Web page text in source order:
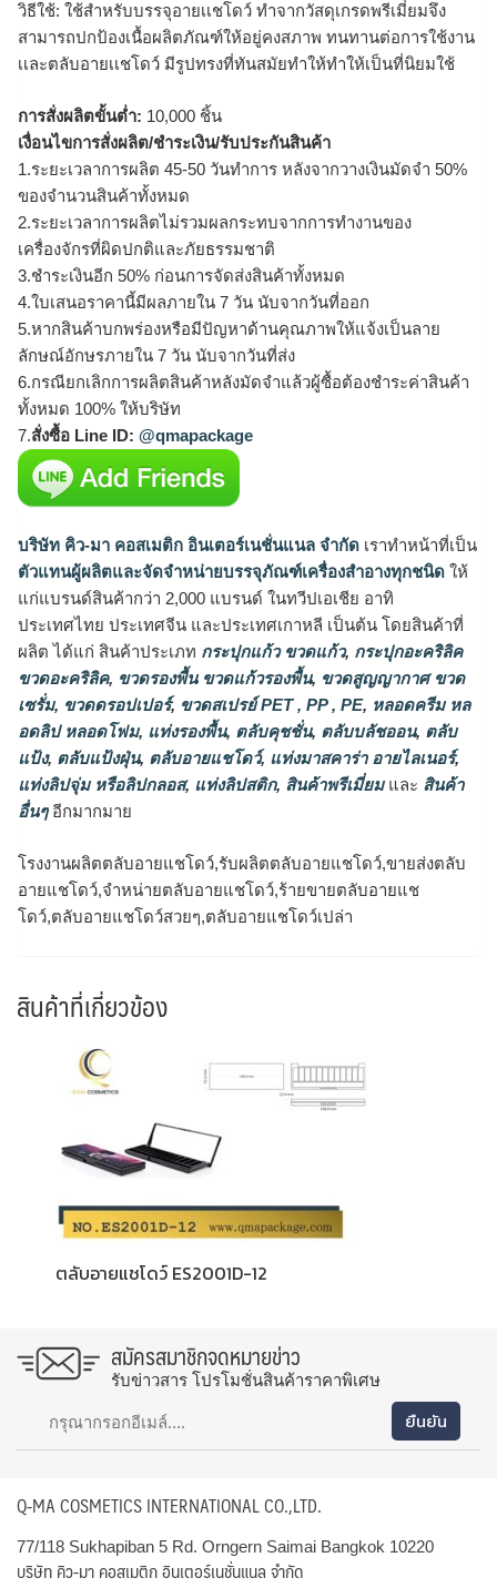
วิธีใช้: ใช้สำหรับบรรจุอายเเชโดว์ ทำจากวัสดุเกรดพรีเมี่ยมจึง
สามารถปกป้องเนื้อผลิตภัณฑ์ให้อยู่คงสภาพ ทนทานต่อการใช้งาน
เเละตลับอายเเชโดว์ มีรูปทรงที่ทันสมัยทำให้ทำให้เป็นที่นิยมใช้
การสั่งผลิตขั้นต่ำ: 10,000 ชิ้น
เงื่อนไขการสั่งผลิต/ชำระเงิน/รับประกันสินค้า
1.ระยะเวลาการผลิต 45-50 วันทำการ หลังจากวางเงินมัดจำ 50%
ของจำนวนสินค้าทั้งหมด
2.ระยะเวลาการผลิตไม่รวมผลกระทบจากการทำงานของ
เครื่องจักรที่ผิดปกติและภัยธรรมชาติ
3.ชำระเงินอีก 50% ก่อนการจัดส่งสินค้าทั้งหมด
4.ใบเสนอราคานี้มีผลภายใน 7 วัน นับจากวันที่ออก
5.หากสินค้าบกพร่องหรือมีปัญหาด้านคุณภาพให้แจ้งเป็นลาย
ลักษณ์อักษรภายใน 7 วัน นับจากวันที่ส่ง
6.กรณียกเลิกการผลิตสินค้าหลังมัดจำแล้วผู้ซื้อต้องชำระค่าสินค้า
ทั้งหมด 100% ให้บริษัท
7.สั่งซื้อ Line ID: @qmapackage
บริษัท คิว-มา คอสเมติก อินเตอร์เนชั่นแนล จำกัด เราทำหน้าที่เป็น
ตัวแทนผู้ผลิตและจัดจำหน่ายบรรจุภัณฑ์เครื่องสำอางทุกชนิด ให้
แก่แบรนด์สินค้ากว่า 2,000 แบรนด์ ในทวีปเอเชีย อาทิ
ประเทศไทย ประเทศจีน และประเทศเกาหลี เป็นต้น โดยสินค้าที่
ผลิต ได้แก่ สินค้าประเภท กระปุกแก้ว ขวดแก้ว, กระปุกอะคริลิค
ขวดอะคริลิค, ขวดรองพื้น ขวดแก้วรองพื้น, ขวดสูญญากาศ ขวด
เซรั่ม, ขวดดรอปเปอร์, ขวดสเปรย์ PET , PP , PE, หลอดครีม หล
อดลิป หลอดโฟม, แท่งรองพื้น, ตลับคุชชั่น, ตลับบลัชออน, ตลับ
แป้ง, ตลับแป้งฝุ่น, ตลับอายแชโดว์, แท่งมาสคาร่า อายไลเนอร์,
แท่งลิปจุ่ม หรือลิปกลอส, แท่งลิปสติก, สินค้าพรีเมี่ยมและ สินค้า
อื่นๆอีกมากมาย
โรงงานผลิตตลับอายแชโดว์,รับผลิตตลับอายแชโดว์,ขายส่งตลับ
อายแชโดว์,จำหน่ายตลับอายแชโดว์,ร้ายขายตลับอายแช
โดว์,ตลับอายแชโดว์สวยๆ,ตลับอายแชโดว์เปล่า
สินค้าที่เกี่ยวข้อง
ตลับอายแชโดว์ ES2001D-12
สมัครสมาชิกจดหมายข่าว
รับข่าวสาร โปรโมชั่นสินค้าราคาพิเศษ
Q-MA COSMETICS INTERNATIONAL CO.,LTD.
77/118 Sukhapiban 5 Rd. Orngern Saimai Bangkok 10220
บริษัท คิว-มา คอสเมติก อินเตอร์เนชั่นแนล จำกัด